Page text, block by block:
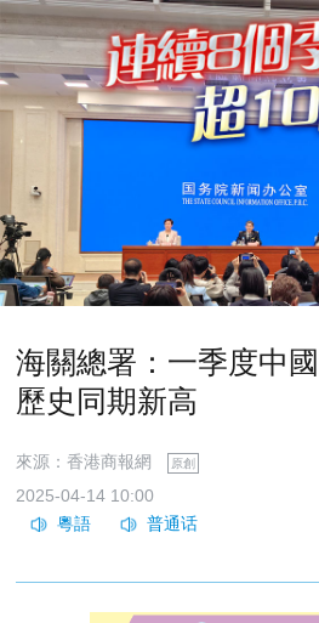
海關總署：一季度中
歷史同期新高
來源：香港商報網 原創
2025-04-14 10:00